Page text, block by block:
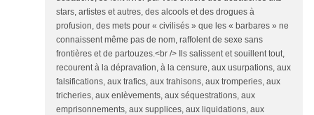
stars, artistes et autres, des alcools et des drogues à
profusion, des mets pour « civilisés » que les « barbares » ne
connaissent même pas de nom, raffolent de sexe sans
frontières et de partouzes.<br /> Ils salissent et souillent tout,
recourent à la dépravation, à la censure, aux usurpations, aux
falsifications, aux trafics, aux trahisons, aux tromperies, aux
tricheries, aux enlèvements, aux séquestrations, aux
emprisonnements, aux supplices, aux liquidations, aux